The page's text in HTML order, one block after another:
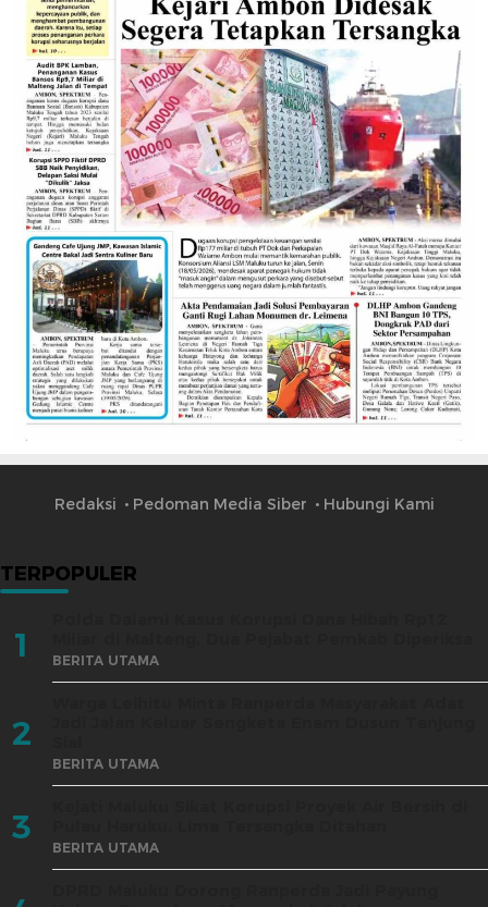
Redaksi Pedoman Media Siber Hubungi Kami
TERPOPULER
1 BERITA UTAMA
2
BERITA UTAMA
3 BERITA UTAMA